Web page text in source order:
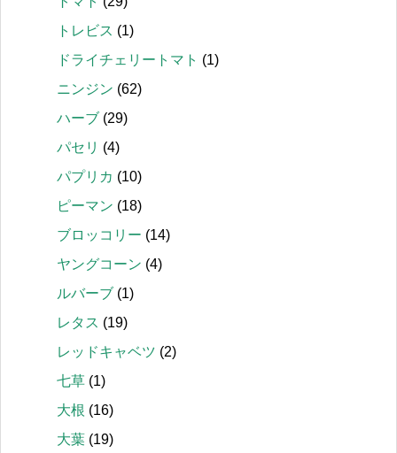
トレビス (1)
ドライチェリートマト (1)
ニンジン (62)
ハーブ (29)
パセリ (4)
パプリカ (10)
ピーマン (18)
ブロッコリー (14)
ヤングコーン (4)
ルバーブ (1)
レタス (19)
レッドキャベツ (2)
七草 (1)
大根 (16)
大葉 (19)